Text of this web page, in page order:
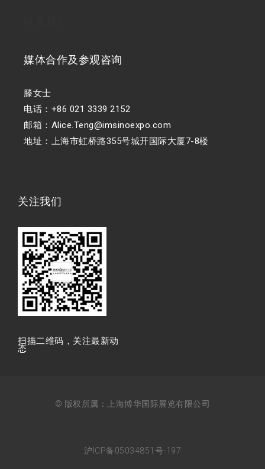
媒体合作及参观咨询
滕女士
电话：+86 021 3339 2152
邮箱：Alice.Teng@imsinoexpo.com
地址：上海市虹桥路355号城开国际大厦7-8楼
关注我们
扫描⼆维码，关注最新动
态
© 版权所属：上海博华国际展览有限公司
沪ICP备05034851号-197